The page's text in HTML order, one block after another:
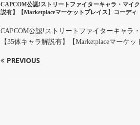
CAPCOM公認!ストリートファイターキャラ・マ
説有】【Marketplaceマーケットプレイス】コーディ
CAPCOM公認!ストリートファイターキャ
【35体キャラ解説有】【Marketplaceマーケ
PREVIOUS